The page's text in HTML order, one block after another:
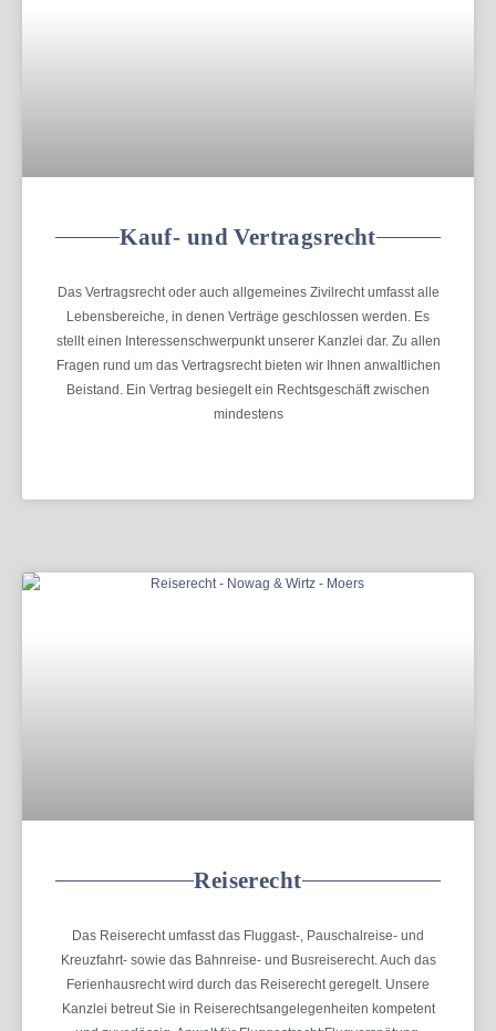
Kauf- und Vertragsrecht
Das Vertragsrecht oder auch allgemeines Zivilrecht umfasst alle
Lebensbereiche, in denen Verträge geschlossen werden. Es
stellt einen Interessenschwerpunkt unserer Kanzlei dar. Zu allen
Fragen rund um das Vertragsrecht bieten wir Ihnen anwaltlichen
Beistand. Ein Vertrag besiegelt ein Rechtsgeschäft zwischen
mindestens
Reiserecht
Das Reiserecht umfasst das Fluggast-, Pauschalreise- und
Kreuzfahrt- sowie das Bahnreise- und Busreiserecht. Auch das
Ferienhausrecht wird durch das Reiserecht geregelt. Unsere
Kanzlei betreut Sie in Reiserechtsangelegenheiten kompetent